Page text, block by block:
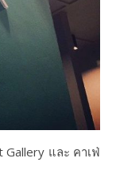
Gallery และ คาเฟ่